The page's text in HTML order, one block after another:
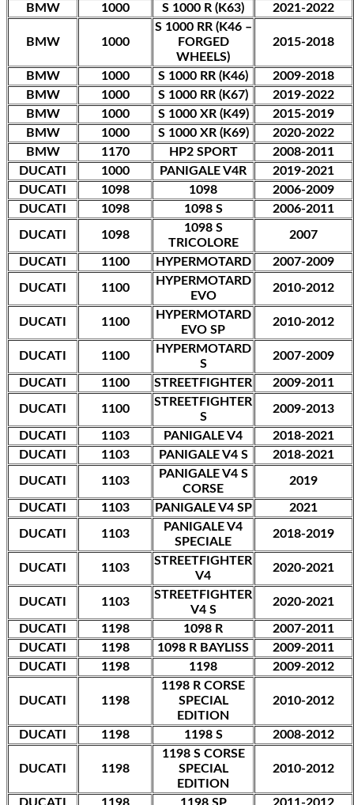
BMW 1000 S 1000 R (K63) 2021-2022
BMW 1000
S 1000 RR (K46 –
FORGED
WHEELS)
2015-2018
BMW 1000 S 1000 RR (K46)
2009-2018
BMW
1000 S 1000 RR (K67)
2019-2022
BMW
1000 S 1000 XR (K49)
2015-2019
BMW
1000 S 1000 XR (K69)
2020-2022
BMW
1170 HP2 SPORT
2008-2011
DUCATI
1000 PANIGALE V4R
2019-2021
DUCATI
1098 1098
2006-2009
DUCATI
1098 1098 S 2006-2011
DUCATI 1098
1098 S
TRICOLORE
2007
DUCATI 1100 HYPERMOTARD 2007-2009
DUCATI 1100
HYPERMOTARD
EVO
2010-2012
DUCATI 1100
HYPERMOTARD
EVO SP
2010-2012
DUCATI 1100
HYPERMOTARD
S
2007-2009
DUCATI 1100 STREETFIGHTER 2009-2011
DUCATI 1100
STREETFIGHTER
S
2009-2013
DUCATI 1103 PANIGALE V4
2018-2021
DUCATI
1103 PANIGALE V4 S 2018-2021
DUCATI 1103
PANIGALE V4 S
CORSE
2019
DUCATI 1103 PANIGALE V4 SP 2021
DUCATI 1103
PANIGALE V4
SPECIALE
2018-2019
DUCATI 1103
STREETFIGHTER
V4
2020-2021
DUCATI 1103
STREETFIGHTER
V4 S
2020-2021
DUCATI 1198 1098 R
2007-2011
DUCATI
1198 1098 R BAYLISS
2009-2011
DUCATI
1198 1198 2009-2012
DUCATI 1198
1198 R CORSE
SPECIAL
EDITION
2010-2012
DUCATI 1198 1198 S 2008-2012
DUCATI 1198
1198 S CORSE
SPECIAL
EDITION
2010-2012